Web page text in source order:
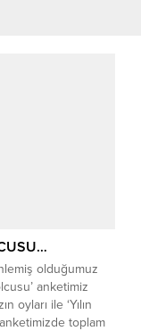
olduğumuz
anketimiz
oyları ile ‘Yılın
toplam